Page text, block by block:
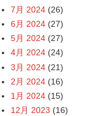
7月 2024 (26)
6月 2024 (27)
5月 2024 (27)
4月 2024 (24)
3月 2024 (21)
2月 2024 (16)
1月 2024 (15)
12月 2023 (16)